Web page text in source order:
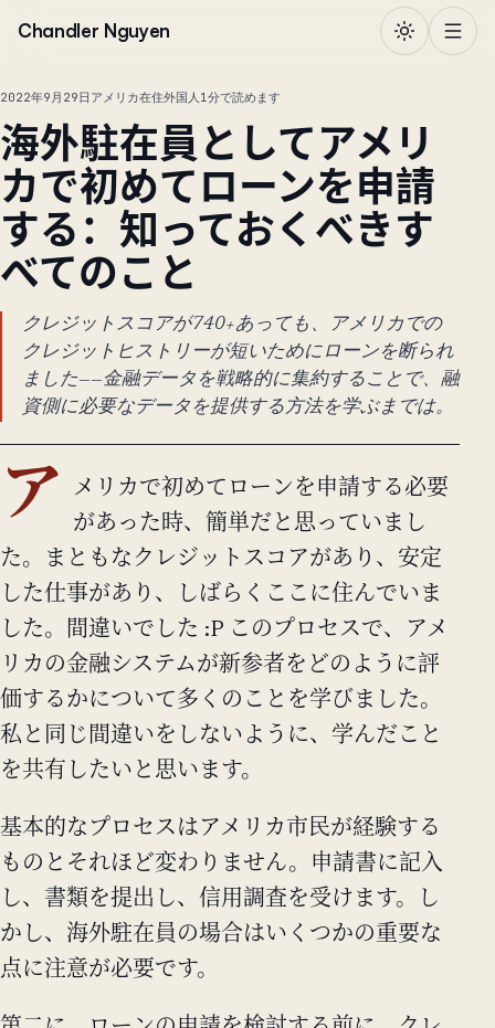
Chandler Nguyen
2022年9月29日 アメリカ在住外国人 1分で読めます
海外駐在員としてアメリ
カで初めてローンを申請
する：知っておくべきす
べてのこと
クレジットスコアが740+あっても、アメリカでの
クレジットヒストリーが短いためにローンを断られ
ました——金融データを戦略的に集約することで、融
資側に必要なデータを提供する方法を学ぶまでは。
ア
メリカで初めてローンを申請する必要
があった時、簡単だと思っていまし
た。まともなクレジットスコアがあり、安定
した仕事があり、しばらくここに住んでいま
した。間違いでした :P このプロセスで、アメ
リカの金融システムが新参者をどのように評
価するかについて多くのことを学びました。
私と同じ間違いをしないように、学んだこと
を共有したいと思います。
基本的なプロセスはアメリカ市民が経験する
ものとそれほど変わりません。申請書に記入
し、書類を提出し、信用調査を受けます。し
かし、海外駐在員の場合はいくつかの重要な
点に注意が必要です。